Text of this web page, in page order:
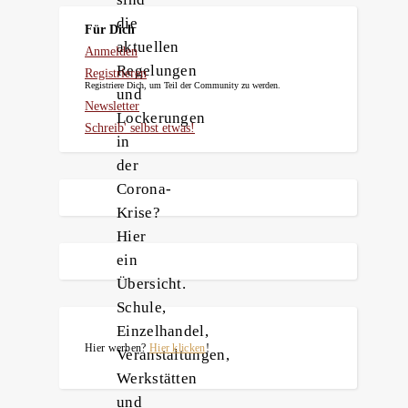
die
aktuellen
Regelungen
und
Lockerungen
in
der
Corona-
Krise?
Hier
ein
Übersicht.
Schule,
Einzelhandel,
Veranstaltungen,
Werkstätten
und
Für Dich
Anmelden
Registrieren
Registriere Dich, um Teil der Community zu werden.
Newsletter
Schreib' selbst etwas!
Hier werben? Hier klicken!